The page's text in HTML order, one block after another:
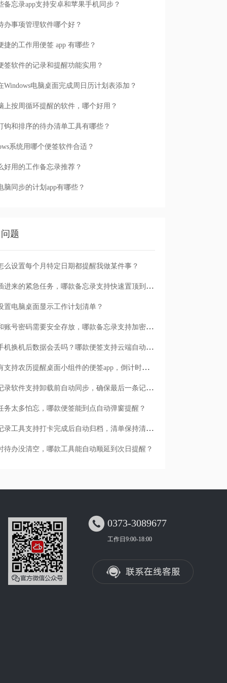
备忘录app支持安卓和苹果手机同步？
办事项管理软件哪个好？
捷的工作用便签 app 有哪些？
签软件的记录和提醒功能实用？
Windows电脑桌面完成周日历计划表添加？
上按周循环提醒的软件，哪个好用？
钩和排序的待办清单工具有哪些？
系统用哪个便签软件合适？
好用的工作备忘录推荐？
脑同步的计划app有哪些？
题
么设置每个月特定日期都提醒我做某件事？
临时插进来的紧急任务，哪款备忘录支持快速置顶到清单首位？
置电脑桌面显示工作计划清单？
日记和账号密码需要安全存放，哪款备忘录支持加密保护？
安卓手机换机后数据会丢吗？哪款便签支持云端自动备份？
有没有支持农历提醒桌面小组件的便签app，倒计时一目了然
哪款记录软件支持卸载前自动同步，确保最后一条记录不丢失？
务太多怕忘，哪款便签能到点自动弹窗提醒？
哪款记录工具支持打卡完成后自动归档，清单保持清爽？
待办没清空，哪款工具能自动顺延到次日提醒？
 0373-3089677
工作日9:00-18:00